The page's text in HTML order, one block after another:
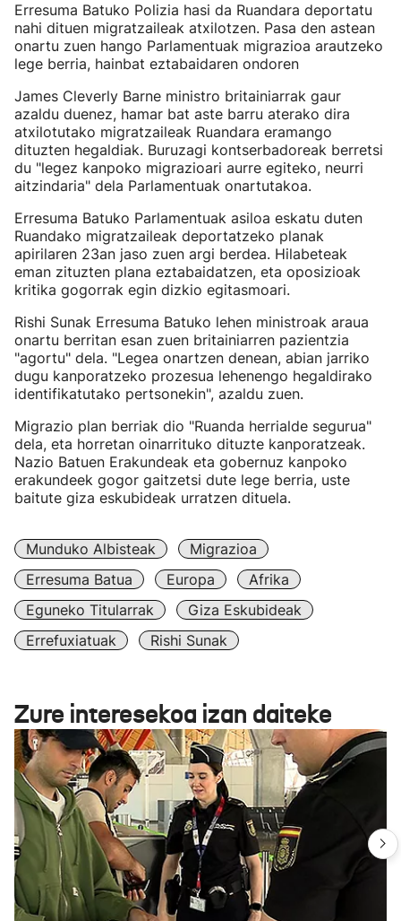
Erresuma Batuko Polizia hasi da Ruandara deportatu
nahi dituen migratzaileak atxilotzen. Pasa den astean
onartu zuen hango Parlamentuak migrazioa arautzeko
lege berria, hainbat eztabaidaren ondoren
James Cleverly Barne ministro britainiarrak gaur
azaldu duenez, hamar bat aste barru aterako dira
atxilotutako migratzaileak Ruandara eramango
dituzten hegaldiak. Buruzagi kontserbadoreak berretsi
du "legez kanpoko migrazioari aurre egiteko, neurri
aitzindaria" dela Parlamentuak onartutakoa.
Erresuma Batuko Parlamentuak asiloa eskatu duten
Ruandako migratzaileak deportatzeko planak
apirilaren 23an jaso zuen argi berdea. Hilabeteak
eman zituzten plana eztabaidatzen, eta oposizioak
kritika gogorrak egin dizkio egitasmoari.
Rishi Sunak Erresuma Batuko lehen ministroak araua
onartu berritan esan zuen britainiarren pazientzia
"agortu" dela. "Legea onartzen denean, abian jarriko
dugu kanporatzeko prozesua lehenengo hegaldirako
identifikatutako pertsonekin", azaldu zuen.
Migrazio plan berriak dio "Ruanda herrialde segurua"
dela, eta horretan oinarrituko dituzte kanporatzeak.
Nazio Batuen Erakundeak eta gobernuz kanpoko
erakundeek gogor gaitzetsi dute lege berria, uste
baitute giza eskubideak urratzen dituela.
Munduko Albisteak
Migrazioa
Erresuma Batua
Europa
Afrika
Eguneko Titularrak
Giza Eskubideak
Errefuxiatuak
Rishi Sunak
Zure interesekoa izan daiteke